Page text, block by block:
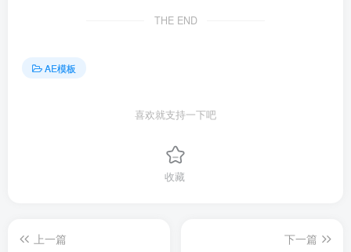
THE END
AE模板
喜欢就支持一下吧
收藏
上一篇
下一篇